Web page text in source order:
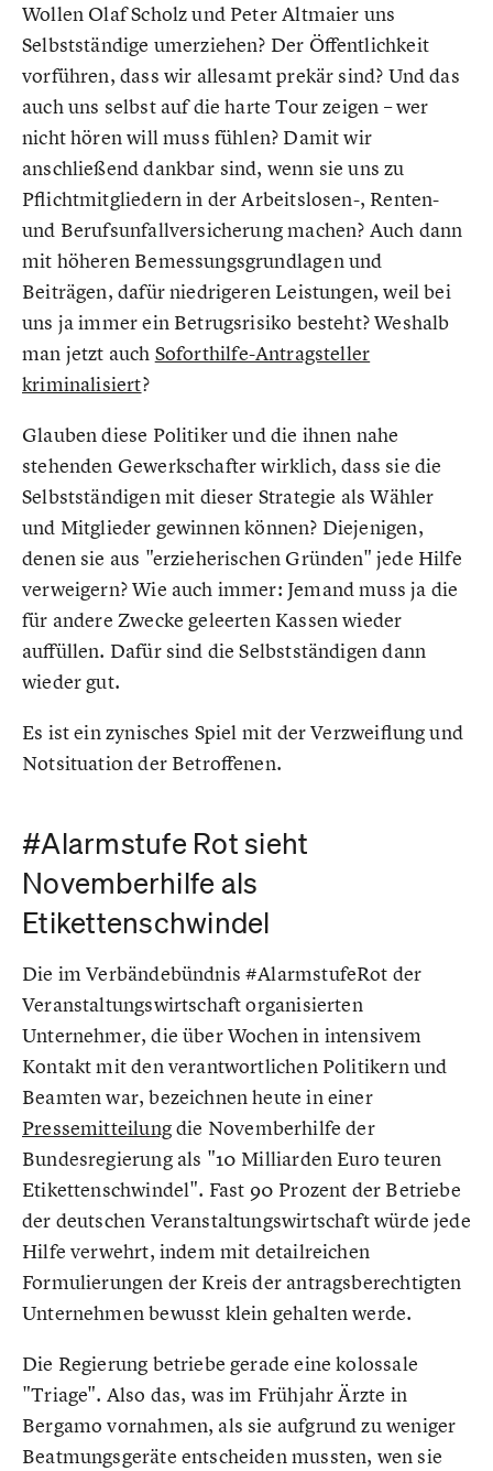
Wollen Olaf Scholz und Peter Altmaier uns
Selbstständige umerziehen? Der Öffentlichkeit
vorführen, dass wir allesamt prekär sind? Und das
auch uns selbst auf die harte Tour zeigen – wer
nicht hören will muss fühlen? Damit wir
anschließend dankbar sind, wenn sie uns zu
Pflichtmitgliedern in der Arbeitslosen-, Renten-
und Berufsunfallversicherung machen? Auch dann
mit höheren Bemessungsgrundlagen und
Beiträgen, dafür niedrigeren Leistungen, weil bei
uns ja immer ein Betrugsrisiko besteht? Weshalb
man jetzt auch Soforthilfe-Antragsteller
kriminalisiert?
Glauben diese Politiker und die ihnen nahe
stehenden Gewerkschafter wirklich, dass sie die
Selbstständigen mit dieser Strategie als Wähler
und Mitglieder gewinnen können? Diejenigen,
denen sie aus "erzieherischen Gründen" jede Hilfe
verweigern? Wie auch immer: Jemand muss ja die
für andere Zwecke geleerten Kassen wieder
auffüllen. Dafür sind die Selbstständigen dann
wieder gut.
Es ist ein zynisches Spiel mit der Verzweiflung und
Notsituation der Betroffenen.
#Alarmstufe Rot sieht
Novemberhilfe als
Etikettenschwindel
Die im Verbändebündnis #AlarmstufeRot der
Veranstaltungswirtschaft organisierten
Unternehmer, die über Wochen in intensivem
Kontakt mit den verantwortlichen Politikern und
Beamten war, bezeichnen heute in einer
Pressemitteilungdie Novemberhilfe der
Bundesregierung als "10 Milliarden Euro teuren
Etikettenschwindel". Fast 90 Prozent der Betriebe
der deutschen Veranstaltungswirtschaft würde jede
Hilfe verwehrt, indem mit detailreichen
Formulierungen der Kreis der antragsberechtigten
Unternehmen bewusst klein gehalten werde.
Die Regierung betriebe gerade eine kolossale
"Triage". Also das, was im Frühjahr Ärzte in
Bergamo vornahmen, als sie aufgrund zu weniger
Beatmungsgeräte entscheiden mussten, wen sie